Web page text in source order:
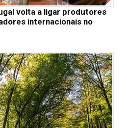
volta a ligar produtores
internacionais no